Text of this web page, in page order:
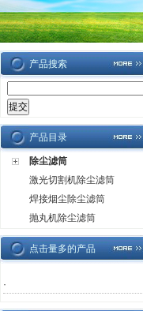
产品搜索
产品目录
除尘滤筒
激光切割机除尘滤筒
焊接烟尘除尘滤筒
抛丸机除尘滤筒
点击量多的产品
·